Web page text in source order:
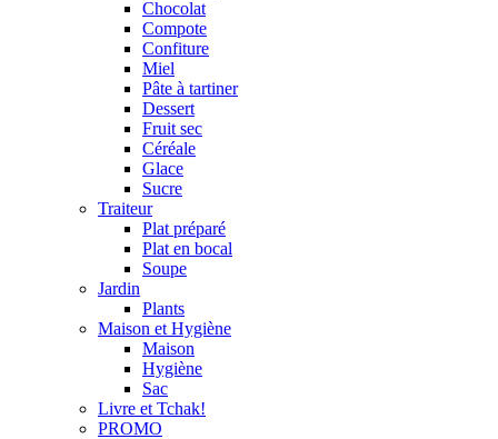
Chocolat
Compote
Confiture
Miel
Pâte à tartiner
Dessert
Fruit sec
Céréale
Glace
Sucre
Traiteur
Plat préparé
Plat en bocal
Soupe
Jardin
Plants
Maison et Hygiène
Maison
Hygiène
Sac
Livre et Tchak!
PROMO